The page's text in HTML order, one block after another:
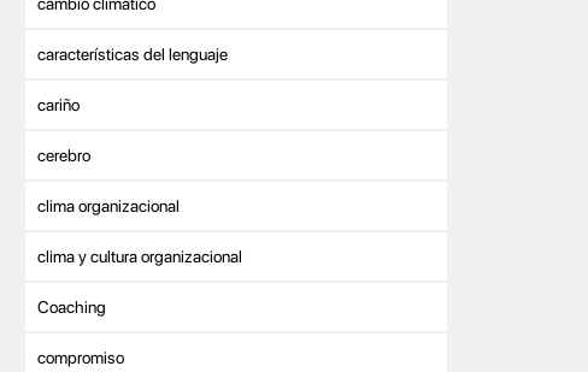
características del lenguaje
cariño
cerebro
clima organizacional
clima y cultura organizacional
Coaching
compromiso